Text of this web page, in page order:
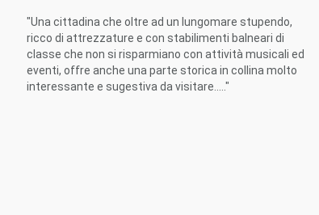
"Una cittadina che oltre ad un lungomare stupendo,
ricco di attrezzature e con stabilimenti balneari di
classe che non si risparmiano con attività musicali ed
eventi, offre anche una parte storica in collina molto
interessante e sugestiva da visitare....."